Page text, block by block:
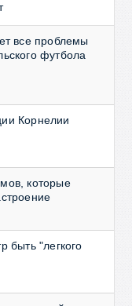
все проблемы
футбола
Корнелии
которые
быть "легкого